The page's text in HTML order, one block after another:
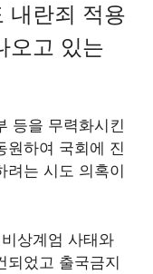
내란죄 적용
오고 있는
등을 무력화시킨
원하여 국회에 진
려는 시도 의혹이
상계엄 사태와
되었고 출국금지